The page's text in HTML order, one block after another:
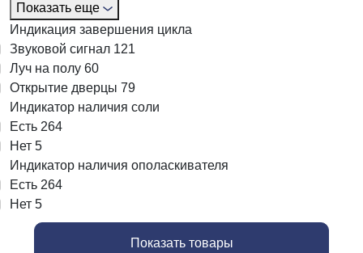
Показать еще
Индикация завершения цикла
Звуковой сигнал 121
Луч на полу 60
Открытие дверцы 79
Индикатор наличия соли
Есть 264
Нет 5
Индикатор наличия ополаскивателя
Есть 264
Нет 5
Показать товары